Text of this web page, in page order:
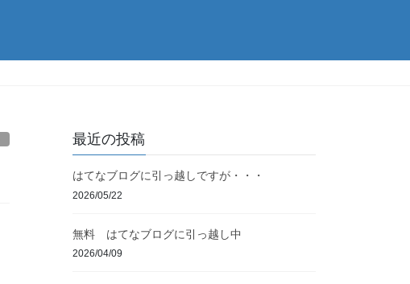
最近の投稿
はてなブログに引っ越しですが・・・
2026/05/22
無料 はてなブログに引っ越し中
2026/04/09